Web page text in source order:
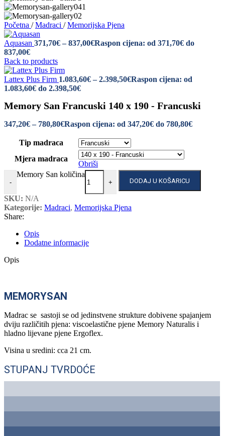
Početna / Madraci / Memorijska Pjena
Aquasan 371,70€ – 837,00€Raspon cijena: od 371,70€ do
837,00€
Back to products
Lattex Plus Firm 1.083,60€ – 2.398,50€Raspon cijena: od
1.083,60€ do 2.398,50€
Memory San Francuski 140 x 190 - Francuski
347,20€ – 780,80€Raspon cijena: od 347,20€ do 780,80€
Tip madraca
Mjera madraca
Obriši
-
Memory San količina
+ DODAJ U KOŠARICU
SKU: N/A
Kategorije: Madraci, Memorijska Pjena
Share:
Opis
Dodatne informacije
Opis
MEMORYSAN
Madrac se sastoji se od jedinstvene strukture dobivene spajanjem
dviju različitih pjena: viscoelastične pjene Memory Naturalis i
hladno lijevane pjene Ergoflex.
Visina u sredini: cca 21 cm.
STUPANJ TVRDOĆE